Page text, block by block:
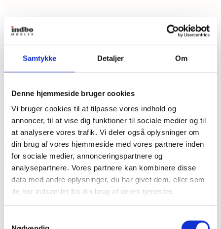
Samtykke Detaljer Om
Denne hjemmeside bruger cookies
Vi bruger cookies til at tilpasse vores indhold og
annoncer, til at vise dig funktioner til sociale medier og til
at analysere vores trafik. Vi deler også oplysninger om
din brug af vores hjemmeside med vores partnere inden
for sociale medier, annonceringspartnere og
analysepartnere. Vores partnere kan kombinere disse
data med andre oplysninger, du har givet dem, eller som
de har indsamlet fra din brug af deres tjenester.
Vipp
Vipp467 Lodge Fodskammel
Vipp467 Lodge Fodskammel
Fra6.495,00 kr.
Se produkt Dette vare har flere varianter. Mulighederne kan vælges
på varesiden